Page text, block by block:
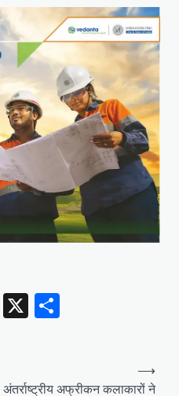
LinkedIn
X
अंतर्राष्ट्रीय अफ्रीकन कलाकारों ने
⟶